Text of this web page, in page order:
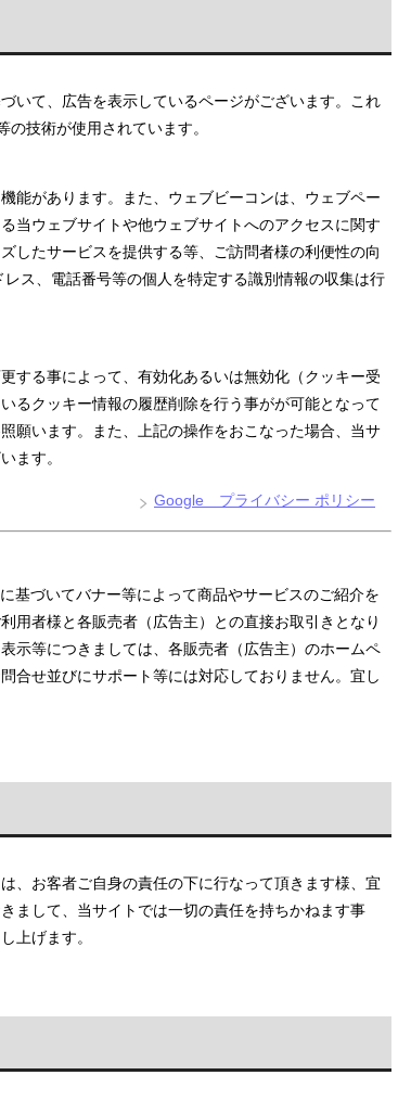
いて、広告を表示しているページがございます。これ
技術が使用されています。
能があります。また、ウェブビーコンは、ウェブペー
当ウェブサイトや他ウェブサイトへのアクセスに関す
したサービスを提供する等、ご訪問者様の利便性の向
ス、電話番号等の個人を特定する識別情報の収集は行
する事によって、有効化あるいは無効化（クッキー受
るクッキー情報の履歴削除を行う事がが可能となって
願います。また、上記の操作をおこなった場合、当サ
ます。
Google プライバシー ポリシー
基づいてバナー等によって商品やサービスのご紹介を
用者様と各販売者（広告主）との直接お取引きとなり
示等につきましては、各販売者（広告主）のホームペ
合せ並びにサポート等には対応しておりません。宜し
、お客者ご自身の責任の下に行なって頂きます様、宜
まして、当サイトでは一切の責任を持ちかねます事
上げます。